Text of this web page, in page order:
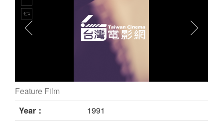
still
Feature Film
Year：
1991